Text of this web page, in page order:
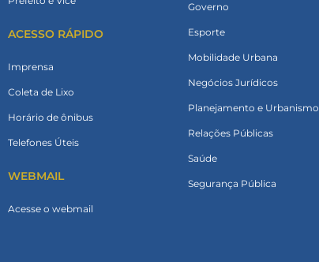
ACESSO RÁPIDO
Imprensa
Coleta de Lixo
Horário de ônibus
Telefones Úteis
WEBMAIL
Acesse o webmail
Governo
Esporte
Mobilidade Urbana
Negócios Jurídicos
Planejamento e Urbanismo
Relações Públicas
Saúde
Segurança Pública